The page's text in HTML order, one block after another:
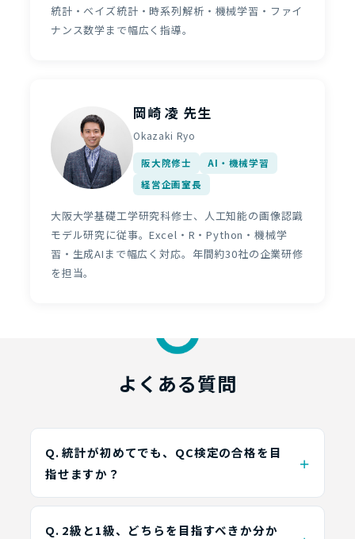
統計・ベイズ統計・時系列解析・機械学習・ファイ
ナンス数学まで幅広く指導。
岡崎 凌 先生
Okazaki Ryo
阪大院修士
AI・機械学習
経営企画室長
大阪大学基礎工学研究科修士、人工知能の画像認識
モデル研究に従事。Excel・R・Python・機械学
習・生成AIまで幅広く対応。年間約30社の企業研修
を担当。
よくある質問
Q. 統計が初めてでも、QC検定の合格を目
指せますか？
Q. 2級と1級、どちらを目指すべきか分か